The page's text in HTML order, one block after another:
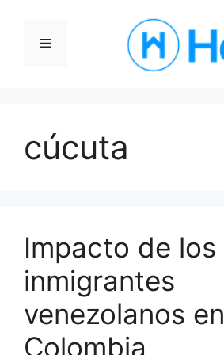
contenidoMenú
cúcuta
Impacto de los
inmigrantes
venezolanos en
Colombia